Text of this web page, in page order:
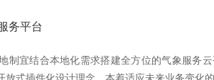
务平台
制宜结合本地化需求搭建全方位的气象服务